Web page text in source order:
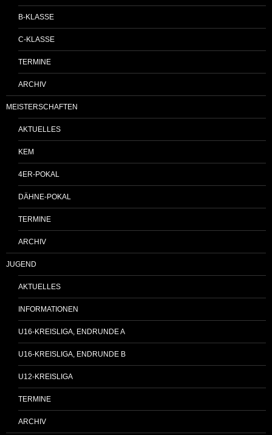
B-KLASSE
C-KLASSE
TERMINE
ARCHIV
MEISTERSCHAFTEN
AKTUELLES
KEM
4ER-POKAL
DÄHNE-POKAL
TERMINE
ARCHIV
JUGEND
AKTUELLES
INFORMATIONEN
U16-KREISLIGA, ENDRUNDE A
U16-KREISLIGA, ENDRUNDE B
U12-KREISLIGA
TERMINE
ARCHIV